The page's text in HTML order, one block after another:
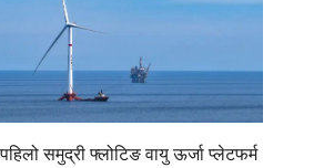
समुद्री फ्लोटिङ वायु ऊर्जा प्लेटफर्म